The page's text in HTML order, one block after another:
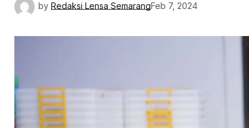
by Redaksi Lensa SemarangFeb 7, 2024